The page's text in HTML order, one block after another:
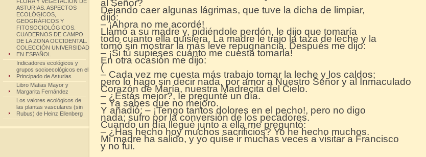
ASTURIAS. ASPECTOS
ECOLÓGICOS,
GEOGRÁFICOS Y
FITOSOCIOLÓGICOS.
CUADERNOS DE CAMPO
DE LA ZONA OCCIDENTAL.
COLECCIÓN UNIVERSIDAD
EN ESPAÑOL
Indicadores ecológicos y
grupos socioecológicos en el
Principado de Asturias
Libro Matias Mayor y
Margarita Fernández
Los valores ecológicos de
las plantas vasculares (sin
Rubus) de Heinz Ellenberg
al Señor?
Dejando caer algunas lágrimas, que tuve la dicha de limpiar,
dijo:
– ¡Ahora no me acordé!
Llamó a su madre y, pidiéndole perdón, le dijo que tomaría
todo cuanto ella quisiera. La madre le trajo la taza de leche y la
tomó sin mostrar la más leve repugnancia. Después me dijo:
– ¡Si tú supieses cuánto me cuesta tomarla!
En otra ocasión me dijo:
(
– Cada vez me cuesta más trabajo tomar la leche y los caldos;
pero lo hago sin decir nada, por amor a Nuestro Señor y al Inmaculado
Corazón de María, nuestra Madrecita del Cielo.
– ¿Estás mejor?, Ie pregunté un día.
– Ya sabes que no mejoro.
Y añadió: – ¡Tengo tantos dolores en el pecho!, pero no digo
nada; sufro por la conversión de los pecadores.
Cuando un día llegué junto a ella me preguntó:
– ¿Has hecho hoy muchos sacrificios? Yo he hecho muchos.
Mi madre ha salido, y yo quise ir muchas veces a visitar a Francisco
y no fui.